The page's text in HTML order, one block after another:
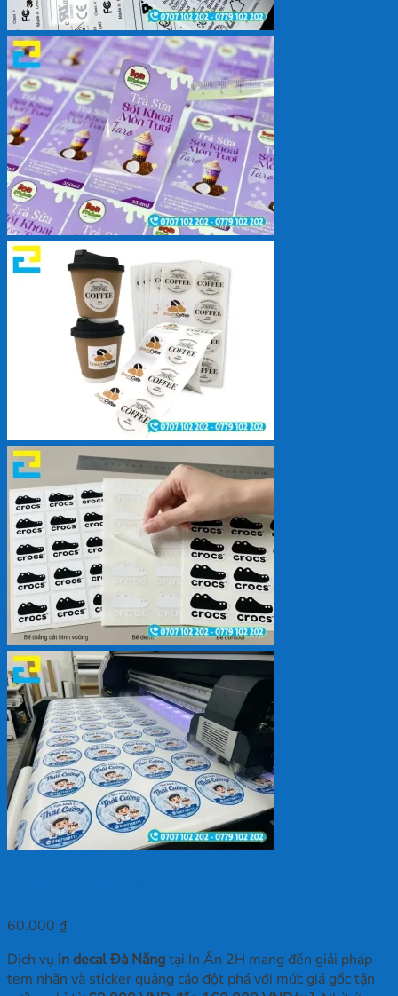
60.000 ₫
Dịch vụ in decal Đà Nẵngtại In Ấn 2H mang đến giải pháp
tem nhãn và sticker quảng cáo đột phá với mức giá gốc tận